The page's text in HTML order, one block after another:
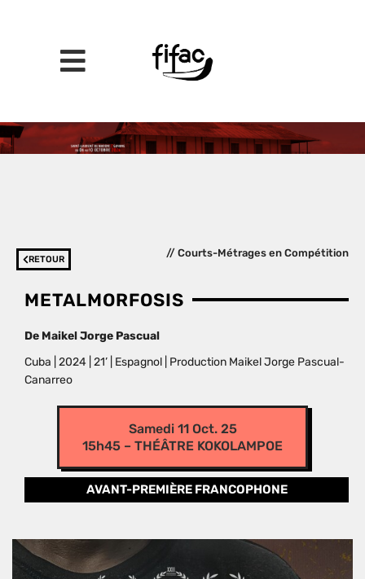
RETOUR
// Courts-Métrages en Compétition
METALMORFOSIS
De Maikel Jorge Pascual
Cuba | 2024 | 21’ | Espagnol | Production Maikel Jorge Pascual-
Canarreo
Samedi 11 Oct. 25
15h45 – THÉÂTRE KOKOLAMPOE
AVANT-PREMIÈRE FRANCOPHONE